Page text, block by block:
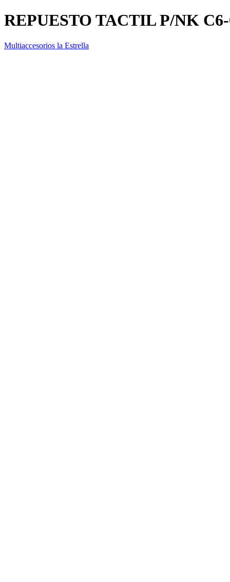
REPUESTO TACTIL P/NK
Multiaccesorios la Estrella